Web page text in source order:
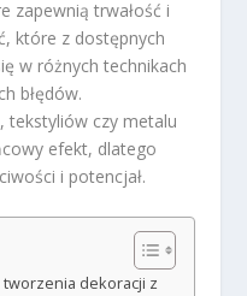
zapewnią trwałość i
które z dostępnych
w różnych technikach
błędów.
tekstyliów czy metalu
efekt, dlatego
i potencjał.
dekoracji z